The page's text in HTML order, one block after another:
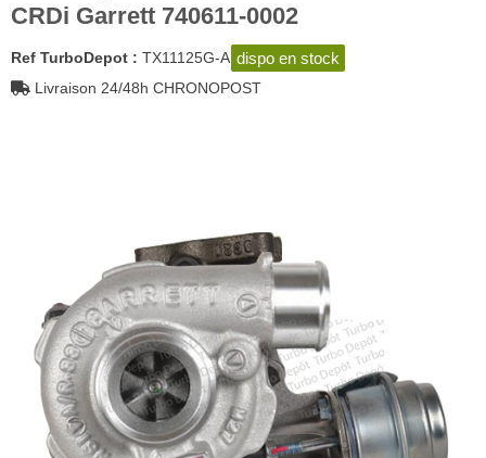
CRDi Garrett 740611-0002
Ref TurboDepot : TX11125G-A dispo en stock
Livraison 24/48h CHRONOPOST